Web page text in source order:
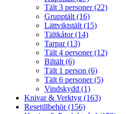
Tält 3 personer (22)
Grupptält (16)
Lättviktstält (15)
Tältkåtor (14)
Tarpar (13)
Tält 4 personer (12)
Biltält (6)
Tält 1 person (6)
Tält 6 personer (5)
Vindskydd (1)
Knivar & Verktyg (163)
Resetillbehör (156)